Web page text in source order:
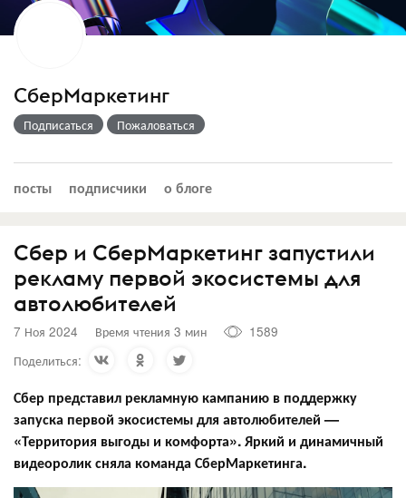
СберМаркетинг
Подписаться Пожаловаться
посты подписчики о блоге
Сбер и СберМаркетинг запустили
рекламу первой экосистемы для
автолюбителей
7 Ноя 2024 Время чтения 3 мин
1589
Поделиться:
Сбер представил рекламную кампанию в поддержку
запуска первой экосистемы для автолюбителей —
«Территория выгоды и комфорта». Яркий и динамичный
видеоролик сняла команда СберМаркетинга.